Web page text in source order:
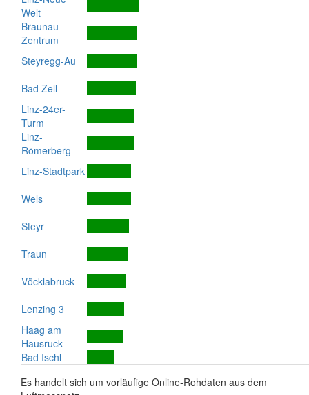
Welt
Braunau
Zentrum
Steyregg-Au
Bad Zell
Linz-24er-
Turm
Linz-
Römerberg
Linz-Stadtpark
Wels
Steyr
Traun
Vöcklabruck
Lenzing 3
Haag am
Hausruck
Bad Ischl
Es handelt sich um vorläufige Online-Rohdaten aus dem